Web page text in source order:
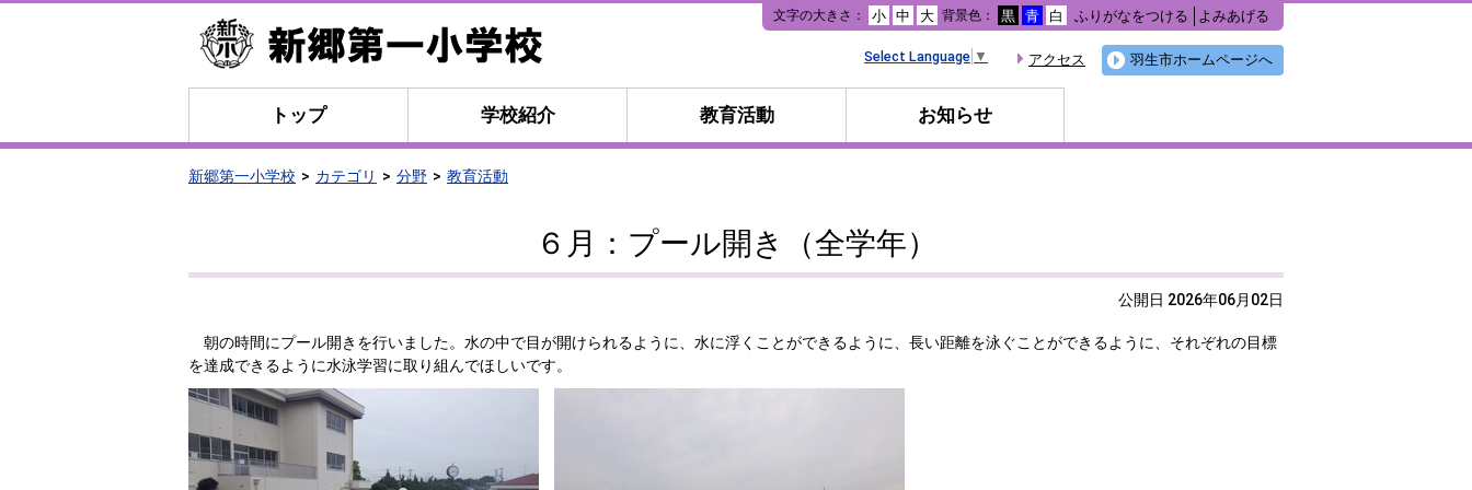
本
文
文字の大きさ： 小 中 大 背景色： 黒 青 白 ふりがなをつける よみあげる
羽生市ホームページへ
アクセス
Select Language ▼
トップ 学校紹介 教育活動 お知らせ
新郷第一小学校 カテゴリ 分野 教育活動
６月：プール開き（全学年）
公開日 2026年06月02日
朝の時間にプール開きを行いました。水の中で目が開けられるように、水に浮くことができるように、長い距離を泳ぐことができるように、それぞれの目標
を達成できるように水泳学習に取り組んでほしいです。